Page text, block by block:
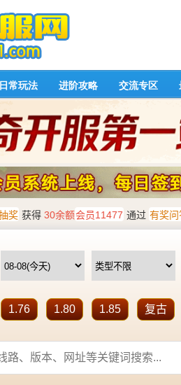
日常玩法 进阶攻略 交流专区